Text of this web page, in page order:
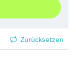
Zurücksetzen